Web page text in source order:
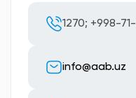
1270; +998-
info@aab.uz